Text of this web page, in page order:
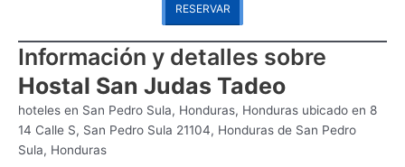
RESERVAR
Información y detalles sobre
Hostal San Judas Tadeo
hoteles en San Pedro Sula, Honduras, Honduras ubicado en 8
14 Calle S, San Pedro Sula 21104, Honduras de San Pedro
Sula, Honduras